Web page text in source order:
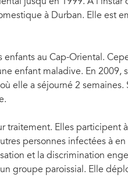
à Durban. Elle est
enfants au Cap-Oriental.
enfant maladive. En 2009,
elle a séjourné 2
traitement. Elles participent
personnes infectées à
et la discrimination
groupe paroissial. Elle